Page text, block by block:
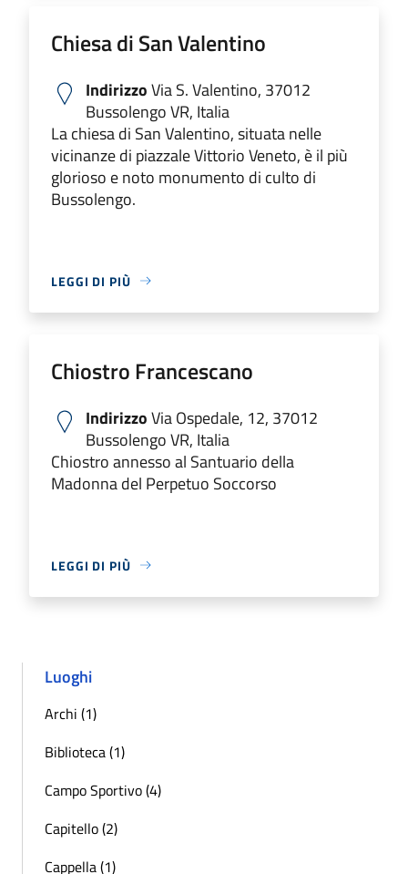
Chiesa di San Valentino
IndirizzoVia S. Valentino, 37012
Bussolengo VR, Italia
La chiesa di San Valentino, situata nelle
vicinanze di piazzale Vittorio Veneto, è il più
glorioso e noto monumento di culto di
Bussolengo.
LEGGI DI PIÙ
Chiostro Francescano
IndirizzoVia Ospedale, 12, 37012
Bussolengo VR, Italia
Chiostro annesso al Santuario della
Madonna del Perpetuo Soccorso
LEGGI DI PIÙ
Luoghi
Archi (1)
Biblioteca (1)
Campo Sportivo (4)
Capitello (2)
Cappella (1)